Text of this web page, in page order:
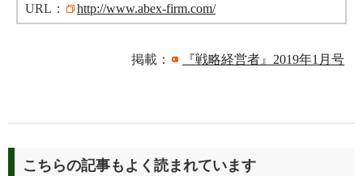
URL：
http://www.abex-firm.com/
掲載： 『戦略経営者』2019年1月号
こちらの記事もよく読まれています